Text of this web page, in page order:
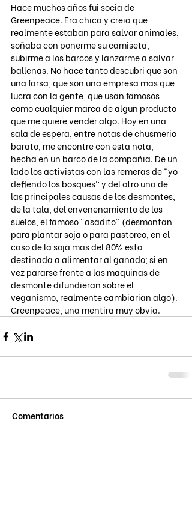
Hace muchos años fui socia de
Greenpeace. Era chica y creia que
realmente estaban para salvar animales,
soñaba con ponerme su camiseta,
subirme a los barcos y lanzarme a salvar
ballenas. No hace tanto descubri que son
una farsa, que son una empresa mas que
lucra con la gente, que usan famosos
como cualquier marca de algun producto
que me quiere vender algo. Hoy en una
sala de espera, entre notas de chusmerio
barato, me encontre con esta nota,
hecha en un barco de la compañia. De un
lado los activistas con las remeras de "yo
defiendo los bosques" y del otro una de
las principales causas de los desmontes,
de la tala, del envenenamiento de los
suelos, el famoso "asadito" (desmontan
para plantar soja o para pastoreo, en el
caso de la soja mas del 80% esta
destinada a alimentar al ganado; si en
vez pararse frente a las maquinas de
desmonte difundieran sobre el
veganismo, realmente cambiarian algo).
Greenpeace, una mentira muy obvia.
Comentarios